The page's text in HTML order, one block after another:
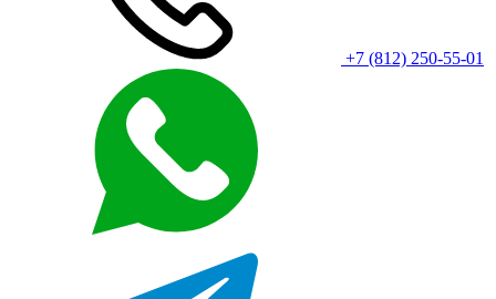
+7 (812) 250-55-01